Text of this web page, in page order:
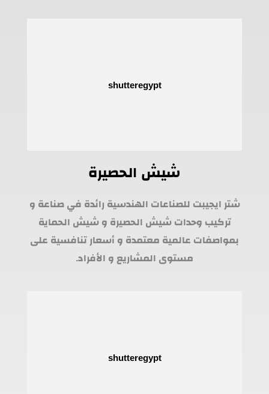
شيش الحصيرة
شتر ايجيبت للصناعات الهندسية رائدة في صناعة و
تركيب وحدات شيش الحصيرة و شيش الحماية
بمواصفات عالمية معتمدة و أسعار تنافسية على
مستوى المشاريع و الأفراد.